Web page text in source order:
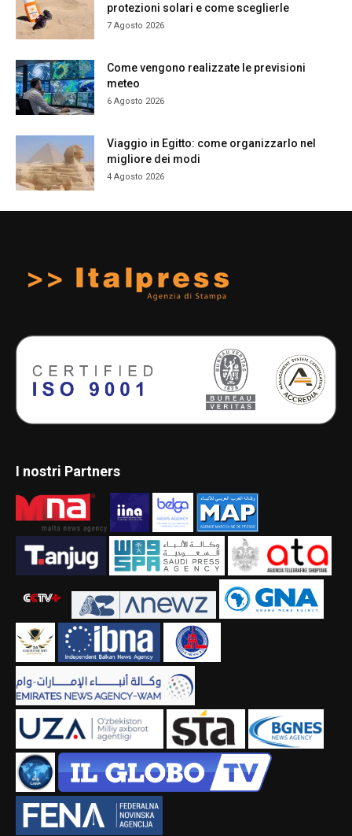
protezioni solari e come sceglierle
7 Agosto 2026
Come vengono realizzate le previsioni
meteo
6 Agosto 2026
Viaggio in Egitto: come organizzarlo nel
migliore dei modi
4 Agosto 2026
I nostri Partners